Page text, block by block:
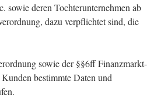
sowie deren Tochterunternehmen ab
dazu verpflichtet sind, die
sowie der §§6ff Finanzmarkt-
bestimmte Daten und